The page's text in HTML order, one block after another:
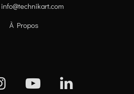
info@technikart.com
À Propos